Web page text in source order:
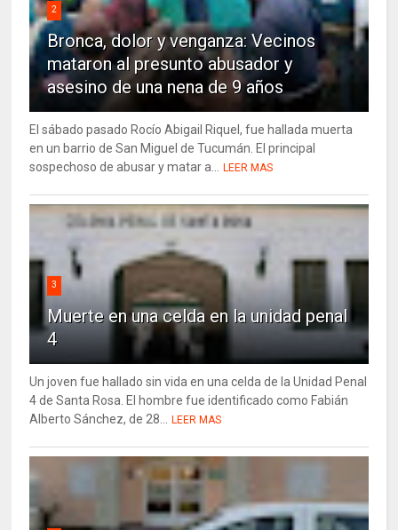
2
Bronca, dolor y venganza: Vecinos
mataron al presunto abusador y
asesino de una nena de 9 años
El sábado pasado Rocío Abigail Riquel, fue hallada muerta
en un barrio de San Miguel de Tucumán. El principal
sospechoso de abusar y matar a...
LEER MAS
3
Muerte en una celda en la unidad penal
4
Un joven fue hallado sin vida en una celda de la Unidad Penal
4 de Santa Rosa. El hombre fue identificado como Fabián
Alberto Sánchez, de 28...
LEER MAS